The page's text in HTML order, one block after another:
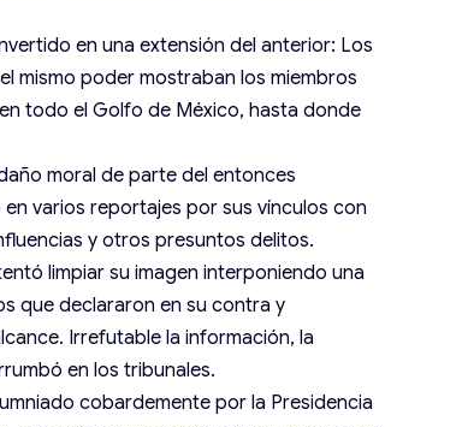
en una extensión del anterior: Los
mismo poder mostraban los miembros
todo el Golfo de México, hasta donde
moral de parte del entonces
varios reportajes por sus vínculos con
y otros presuntos delitos.
limpiar su imagen interponiendo una
que declararon en su contra y
Irrefutable la información, la
en los tribunales.
cobardemente por la Presidencia